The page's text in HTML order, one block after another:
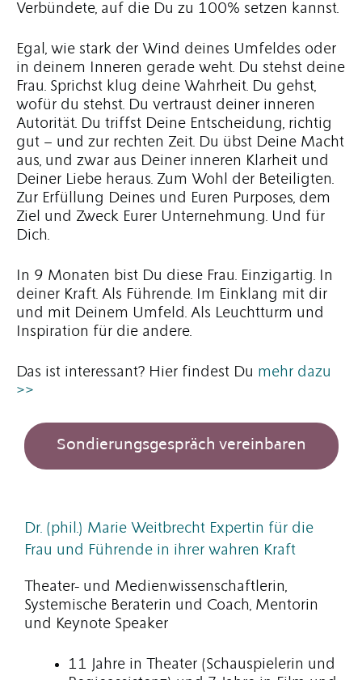
Verbündete, auf die Du zu 100% setzen kannst.
Egal, wie stark der Wind deines Umfeldes oder
in deinem Inneren gerade weht. Du stehst deine
Frau. Sprichst klug deine Wahrheit. Du gehst,
wofür du stehst. Du vertraust deiner inneren
Autorität. Du triffst Deine Entscheidung, richtig
gut – und zur rechten Zeit. Du übst Deine Macht
aus, und zwar aus Deiner inneren Klarheit und
Deiner Liebe heraus. Zum Wohl der Beteiligten.
Zur Erfüllung Deines und Euren Purposes, dem
Ziel und Zweck Eurer Unternehmung. Und für
Dich.
In 9 Monaten bist Du diese Frau. Einzigartig. In
deiner Kraft. Als Führende. Im Einklang mit dir
und mit Deinem Umfeld. Als Leuchtturm und
Inspiration für die andere.
Das ist interessant? Hier findest Du mehr dazu
>>
Sondierungsgespräch vereinbaren
Dr. (phil.) Marie Weitbrecht Expertin für die
Frau und Führende in ihrer wahren Kraft
Theater- und Medienwissenschaftlerin,
Systemische Beraterin und Coach, Mentorin
und Keynote Speaker
11 Jahre in Theater (Schauspielerin und